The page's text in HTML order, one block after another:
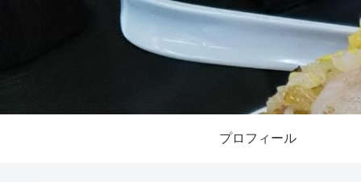
プロフィール